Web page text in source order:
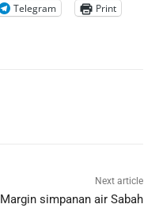
Telegram Print
Next article
Margin simpanan air Sabah